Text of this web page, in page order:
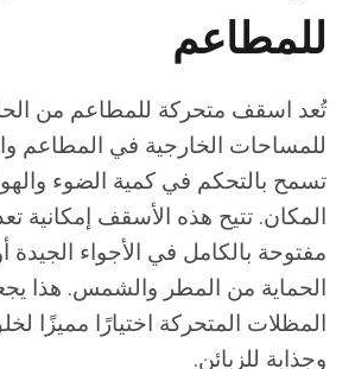
للمطاعم
تُعد اسقف متحركة للمطاعم من
للمساحات الخارجية في المطاعم
تسمح بالتحكم في كمية الضوء
المكان. تتيح هذه الأسقف إمكانية
مفتوحة بالكامل في الأجواء الجيدة
الحماية من المطر والشمس. هذا
المظلات المتحركة اختيارًا مميزًا
وجذابة للزبائن.